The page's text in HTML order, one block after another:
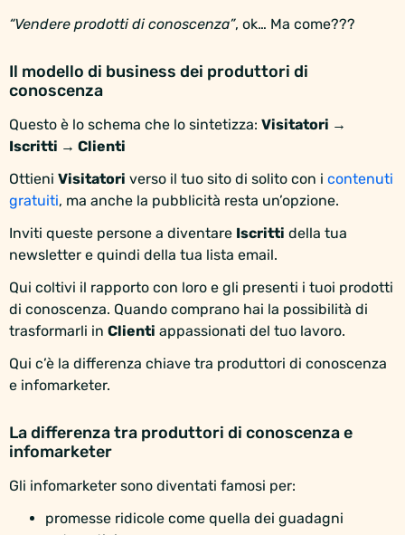
“Vendere prodotti di conoscenza”, ok… Ma come???
Il modello di business dei produttori di
conoscenza
Questo è lo schema che lo sintetizza: Visitatori →
Iscritti → Clienti
Ottieni Visitatori verso il tuo sito di solito con i contenuti
gratuiti, ma anche la pubblicità resta un’opzione.
Inviti queste persone a diventare Iscritti della tua
newsletter e quindi della tua lista email.
Qui coltivi il rapporto con loro e gli presenti i tuoi prodotti
di conoscenza. Quando comprano hai la possibilità di
trasformarli in Clienti appassionati del tuo lavoro.
Qui c’è la differenza chiave tra produttori di conoscenza
e infomarketer.
La differenza tra produttori di conoscenza e
infomarketer
Gli infomarketer sono diventati famosi per:
promesse ridicole come quella dei guadagni